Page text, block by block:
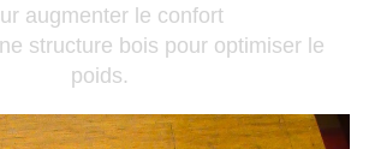
augmenter le confort
structure bois pour optimiser le
poids.